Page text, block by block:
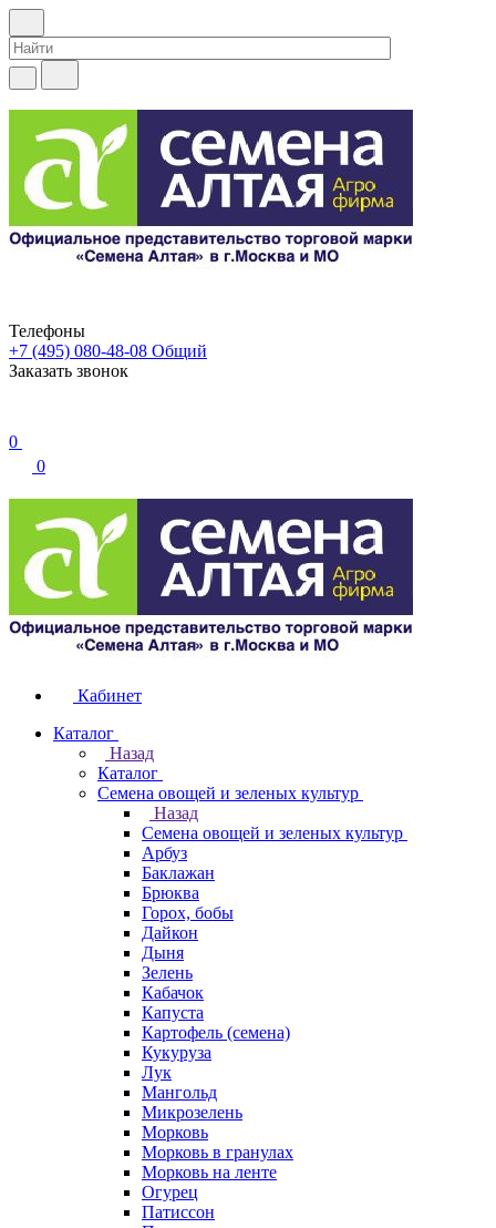
Телефоны
+7 (495) 080-48-08 Общий
Заказать звонок
0
0
Кабинет
Каталог
Назад
Каталог
Семена овощей и зеленых культур
Назад
Семена овощей и зеленых культур
Арбуз
Баклажан
Брюква
Горох, бобы
Дайкон
Дыня
Зелень
Кабачок
Капуста
Картофель (семена)
Кукуруза
Лук
Мангольд
Микрозелень
Морковь
Морковь в гранулах
Морковь на ленте
Огурец
Патиссон